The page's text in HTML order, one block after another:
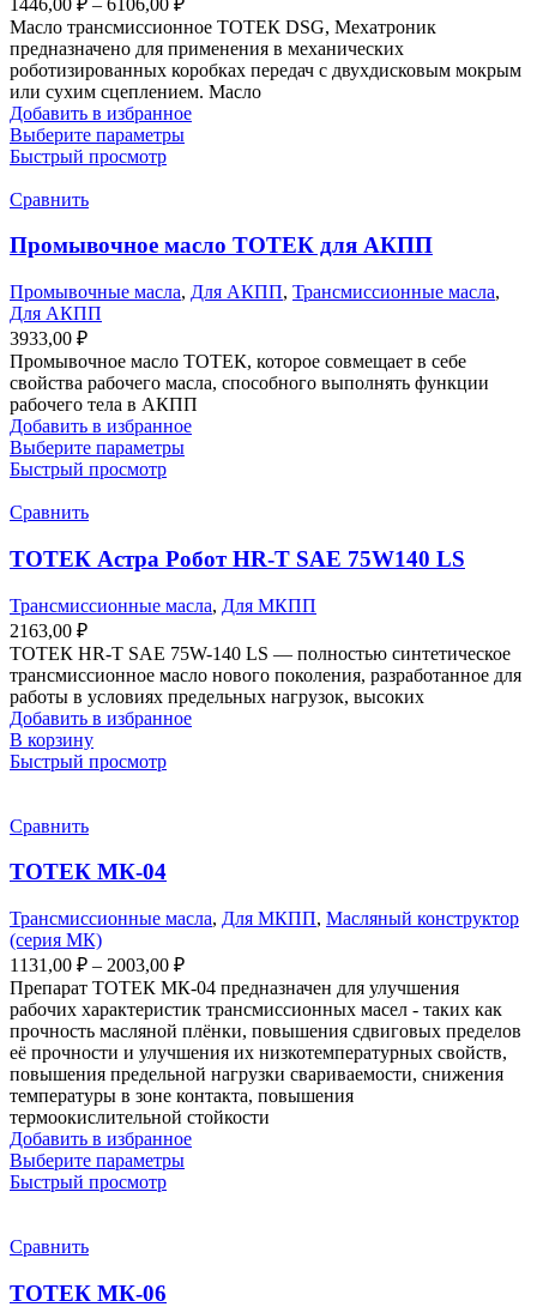
цен:
1446,00 ₽
–
6106,00 ₽
Масло трансмиссионное ТОТЕК DSG, Мехатроник
предназначено для применения в механических
роботизированных коробках передач с двухдисковым мокрым
или сухим сцеплением. Масло
Добавить в избранное
Выберите параметрыЭтот
Опции
выбрать
на
Быстрый просмотр
Сравнить
Промывочное масло ТОТЕК для АКПП
Промывочные масла, Для АКПП, Трансмиссионные масла,
Для АКПП
3933,00 ₽
Промывочное масло ТОТЕК, которое совмещает в себе
свойства рабочего масла, способного выполнять функции
рабочего тела в АКПП
Добавить в избранное
Выберите параметрыЭтот
Опции
можно
выбрать
на
товара.
Быстрый просмотр
Сравнить
ТОТЕК Астра Робот HR-T SAE 75W140 LS
Трансмиссионные масла, Для МКПП
2163,00 ₽
ТОТЕК HR-T SAE 75W-140 LS — полностью синтетическое
трансмиссионное масло нового поколения, разработанное для
работы в условиях предельных нагрузок, высоких
Добавить в избранное
В корзину
Быстрый просмотр
Сравнить
ТОТЕК МК-04
Трансмиссионные масла, Для МКПП, Масляный конструктор
(серия МК)
1131,00 ₽ – 2003,00 ₽Диапазон
цен:
1131,00 ₽
–
2003,00 ₽
Препарат ТОТЕК МК-04 предназначен для улучшения
рабочих характеристик трансмиссионных масел - таких как
прочность масляной плёнки, повышения сдвиговых пределов
её прочности и улучшения их низкотемпературных свойств,
повышения предельной нагрузки свариваемости, снижения
температуры в зоне контакта, повышения
термоокислительной стойкости
Добавить в избранное
Выберите параметрыЭтот
Быстрый просмотр
Сравнить
ТОТЕК МК-06